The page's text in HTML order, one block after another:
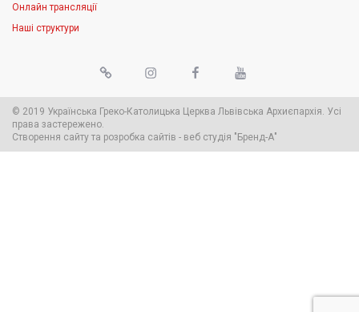
Онлайн трансляції
Наші структури
© 2019 Українська Греко-Католицька Церква Львівська Архиєпархія. Усі
права застережено.
Створення сайту та розробка сайтів - веб студія "Бренд-А"